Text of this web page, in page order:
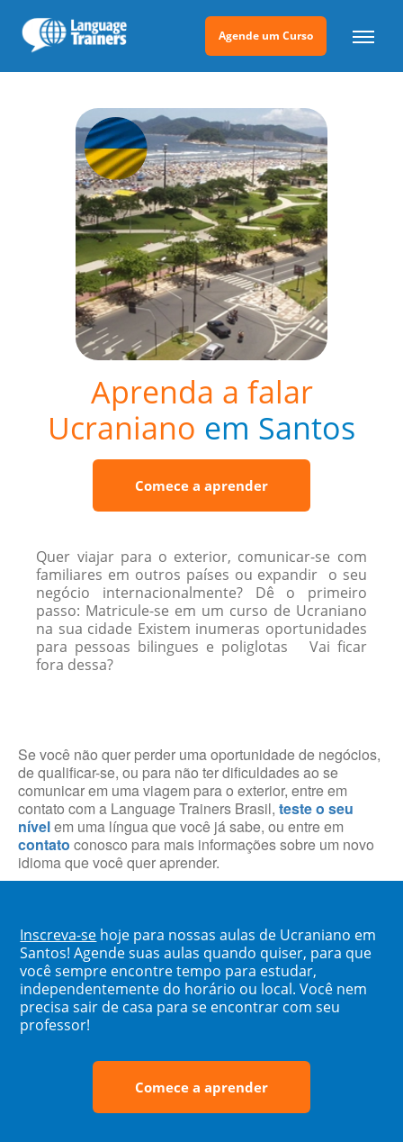
Agende um Curso
Aprenda a falar
Ucraniano em Santos
Comece a aprender
Quer viajar para o exterior, comunicar-se com
familiares em outros países ou expandir o seu
negócio internacionalmente? Dê o primeiro
passo: Matricule-se em um curso de Ucraniano
na sua cidade Existem inumeras oportunidades
para pessoas bilingues e poliglotas Vai ficar
fora dessa?
Se você não quer perder uma oportunidade de negócios,
de qualificar-se, ou para não ter dificuldades ao se
comunicar em uma viagem para o exterior, entre em
contato com a Language Trainers Brasil, teste o seu
nívelem uma língua que você já sabe, ou entre em
contato conosco para mais informações sobre um novo
idioma que você quer aprender.
Inscreva-se hoje para nossas aulas de Ucraniano em
Santos! Agende suas aulas quando quiser, para que
você sempre encontre tempo para estudar,
independentemente do horário ou local. Você nem
precisa sair de casa para se encontrar com seu
professor!
Comece a aprender